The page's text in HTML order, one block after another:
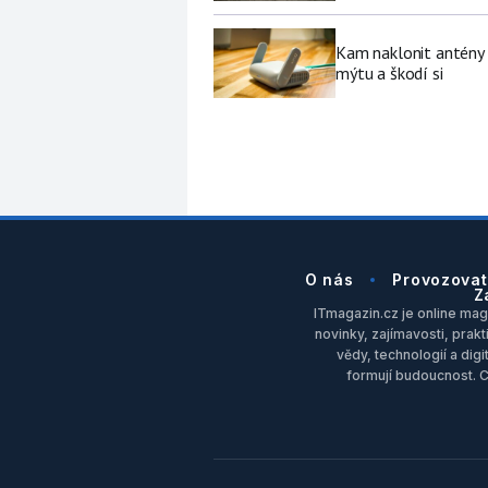
Kam naklonit antény
mýtu a škodí si
O nás
ITmagazin.cz je online
novinky, zajímavosti,
vědy, technologií a
formují budoucnost.